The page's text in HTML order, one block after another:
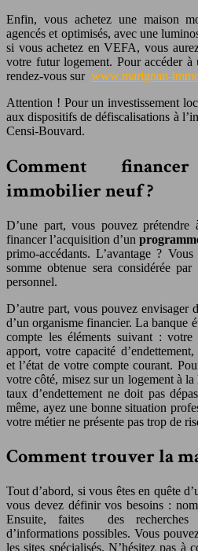
Enfin, vous achetez une maison
agencés et optimisés, avec une
si vous achetez en VEFA, vous
votre futur logement. Pour accéder à
rendez-vous sur www.marignan-
Attention ! Pour un investissement
aux dispositifs de défiscalisations à
Censi-Bouvard.
Comment
immobilier neuf ?
D’une part, vous pouvez
financer l’acquisition d’un
primo-accédants. L’avantage ?
somme obtenue sera considérée
personnel.
D’autre part, vous pouvez envisager
d’un organisme financier. La banque
compte les éléments suivant :
apport, votre capacité
et l’état de votre compte courant.
votre côté, misez sur un logement à
taux d’endettement ne doit pas
même, ayez une bonne situation
votre métier ne présente pas trop de
Comment trouver la
Tout d’abord, si vous êtes en quête
vous devez définir vos besoins :
Ensuite, faites des
d’informations possibles. Vous
les sites spécialisés. N’hésitez pas à